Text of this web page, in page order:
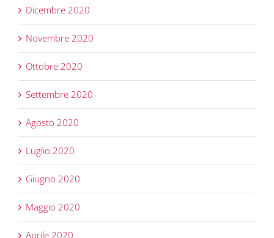
Dicembre 2020
Novembre 2020
Ottobre 2020
Settembre 2020
Agosto 2020
Luglio 2020
Giugno 2020
Maggio 2020
Aprile 2020